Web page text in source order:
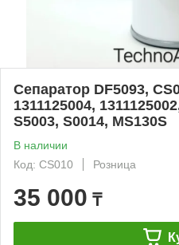
Сепаратор DF5093,
1311125004,
S5003, S0014, MS130S
В наличии
Код: CS010
Розница
35 000 ₸